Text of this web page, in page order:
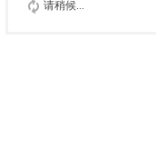
请稍候...